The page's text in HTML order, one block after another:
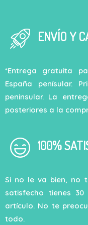
ENVÍO Y
*Entrega gratuita
España penísular.
peninsular. La
posteriores a la
100%
Si no le va bien, no
satisfecho tienes
artículo. No te
todo.